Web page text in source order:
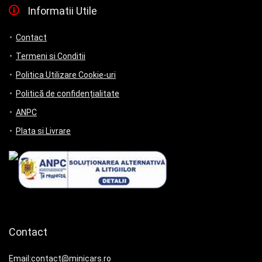
Informatii Utile
Contact
Termeni si Conditii
Politica Utilizare Cookie-uri
Politică de confidențialitate
ANPC
Plata si Livrare
Contact
Email:contact@minicars.ro